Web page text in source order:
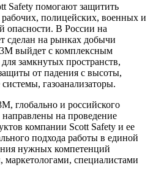
Safety помогают защитить
полицейских, военных и
опасности. В России на
сделан на рынках добычи
3М выйдет с комплексным
замкнутых пространств,
от падения с высоты,
газоанализаторы.
глобально и российского
направлены на проведение
компании Scott Safety и ее
подхода работы в единой
нужных компетенций
специалистами